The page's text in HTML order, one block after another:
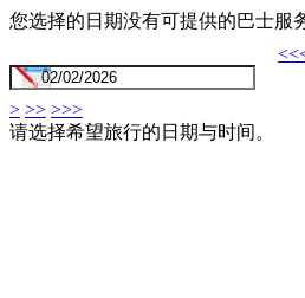
您选择的日期没有可提供的巴士服
> >> >>>
请选择希望旅行的日期与时间。